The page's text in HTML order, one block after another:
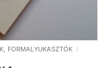
FORMALYUKASZTÓK /